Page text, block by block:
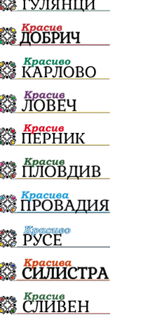
първенство
Варненско
на мозайките
„Парад на гордостта“
Православие